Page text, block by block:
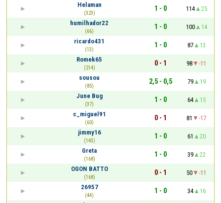
Helaman
(323)
1 - 0 114
25
humilhador22
(66)
1 - 0 100
14
ricardo431
(13)
1 - 0 87
13
Romek65
(214)
0 - 1 98
-11
sousou
(85)
2,5 - 0,5 79
19
June Bug
(37)
1 - 0 64
15
c_miguel91
(60)
0 - 1 81
-17
jimmy16
(143)
1 - 0 61
20
Greta
(168)
1 - 0 39
22
OGON BATTO
(168)
0 - 1 50
-11
26957
(44)
1 - 0 34
16